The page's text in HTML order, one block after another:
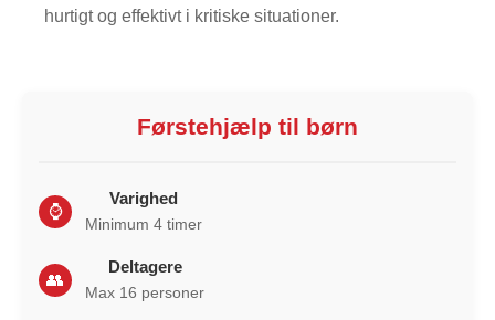
hurtigt og effektivt i kritiske situationer.
Førstehjælp til børn
⌚
Varighed
Minimum 4 timer
👥
Deltagere
Max 16 personer